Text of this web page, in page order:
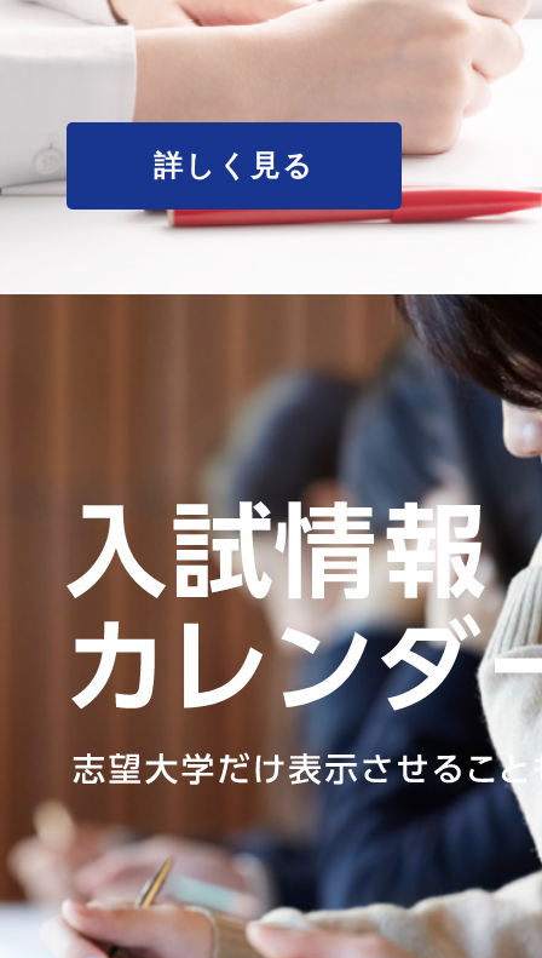
詳しく見る